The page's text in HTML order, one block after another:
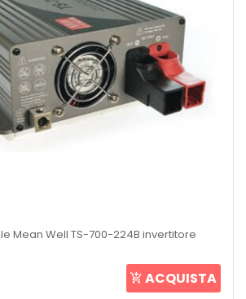
Mean Well TS-700-224B invertitore
ACQUISTA